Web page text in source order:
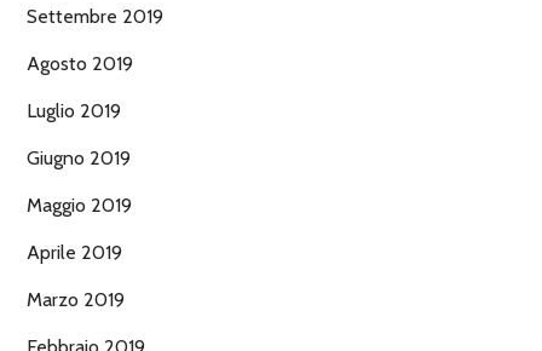
Settembre 2019
Agosto 2019
Luglio 2019
Giugno 2019
Maggio 2019
Aprile 2019
Marzo 2019